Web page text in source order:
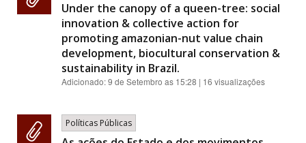
Under the canopy of a queen-tree: social
innovation & collective action for
promoting amazonian-nut value chain
development, biocultural conservation &
sustainability in Brazil.
Adicionado:9 de Setembro as 15:28 | 16 visualizações
Políticas Públicas